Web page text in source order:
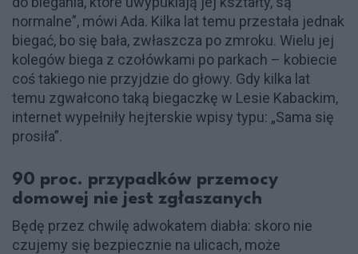
normalne”, mówi Ada. Kilka lat temu przestała jednak
biegać, bo się bała, zwłaszcza po zmroku. Wielu jej
kolegów biega z czołówkami po parkach – kobiecie
coś takiego nie przyjdzie do głowy. Gdy kilka lat
temu zgwałcono taką biegaczkę w Lesie Kabackim,
internet wypełniły hejterskie wpisy typu: „Sama się
prosiła”.
90 proc. przypadków przemocy
domowej nie jest zgłaszanych
Będę przez chwilę adwokatem diabła: skoro nie
czujemy się bezpiecznie na ulicach, może